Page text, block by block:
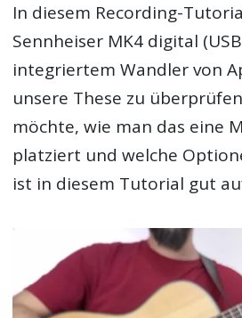
In diesem Recording-
Sennheiser MK4 digital
integriertem Wandler von
unsere These zu
möchte, wie man das eine
platziert und welche
ist in diesem Tutorial gut